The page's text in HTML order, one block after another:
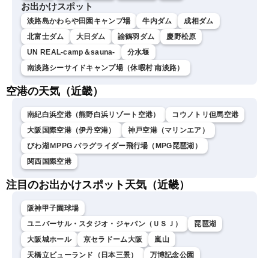
お出かけスポット
淡路島かわらや田園キャンプ場 牛内ダム
成相ダム
北富士ダム
大日ダム 諭鶴羽ダム
慶野松原
UN REAL-camp＆sauna-
分水堰
南淡路シーサイドキャンプ場（休暇村 南淡路）
空港の天気（近畿）
南紀白浜空港（熊野白浜リゾート空港）
コウノトリ但馬空港
大阪国際空港（伊丹空港）
神戸空港（マリンエア）
びわ湖ＭPPG パラグライダー飛行場（MPG琵琶湖）
関西国際空港
注目のお出かけスポット天気（近畿）
阪神甲子園球場
ユニバーサル・スタジオ・ジャパン（ＵＳＪ）
琵琶湖
大阪城ホール
京セラドーム大阪
嵐山
天橋立ビューランド（日本三景）
万博記念公園